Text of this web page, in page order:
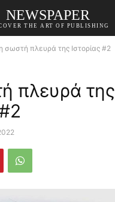
NEWSPAPER
THE ART OF PUBLISHING
σωστή πλευρά της Ιστορίας #2
πλευρά της